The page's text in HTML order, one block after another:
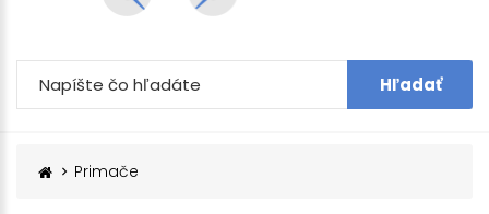
Hľadať
Primače